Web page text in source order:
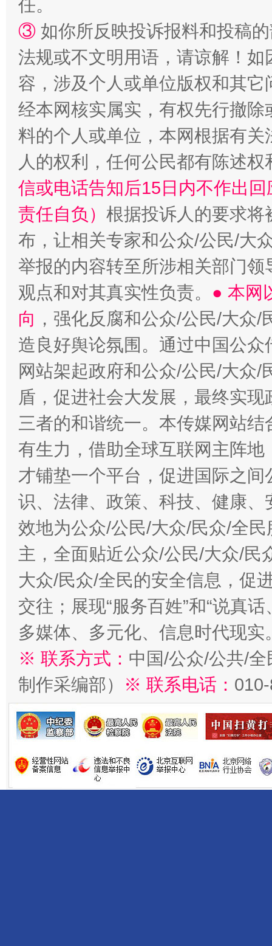
“蜀中异人”王建安的艺术幻境
任。
③ 如你所反映投诉报料和投稿
法规或不文明用语，请谅解！
容，涉及个人或单位版权和其它
经本网核实属实，有权先行撤
料的个人或单位，本网根据有
人的权利，任何公民都有陈述
信或电话告知后15日内不作出
责任自负） 根据投诉人的要求将
布，让相关专家和公众/公民/大
举报的内容转至所涉相关部门
观点和对其真实性负责。 ● 本网
向 ，强化反腐和公众/公民/大众
造良好舆论氛围。通过中国公
网站架起政府和公众/公民/大众
盾，促进社会大发展，最终实
三者的和谐统一。本传媒网站
有生力，借助全球互联网主阵
才铺垫一个平台，促进国际之
识、法律、政策、科技、健康
效地为公众/公民/大众/民众/全
主，全面贴近公众/公民/大众/民
大众/民众/全民的安全信息，促
交往；展现“服务百姓”和“说真
多媒体、多元化、信息时代现实
※ 联系方式： 中国/公众/公共/
制作采编部）
※ 联系电话：